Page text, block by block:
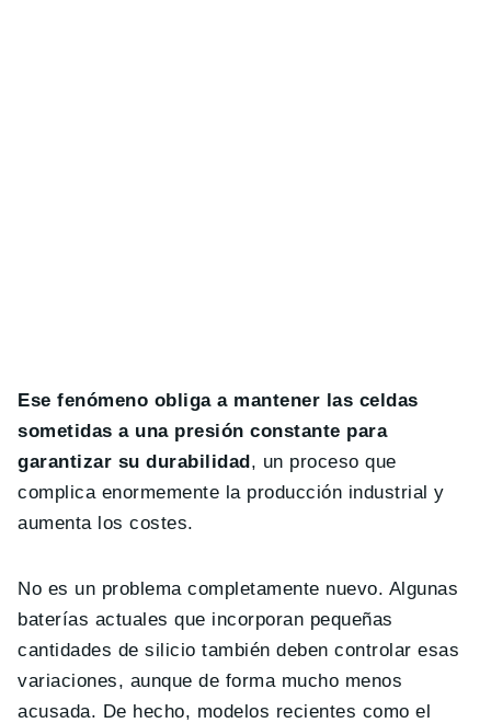
Ese fenómeno obliga a mantener las celdas
sometidas a una presión constante para
garantizar su durabilidad, un proceso que
complica enormemente la producción industrial y
aumenta los costes.
No es un problema completamente nuevo. Algunas
baterías actuales que incorporan pequeñas
cantidades de silicio también deben controlar esas
variaciones, aunque de forma mucho menos
acusada. De hecho, modelos recientes como el